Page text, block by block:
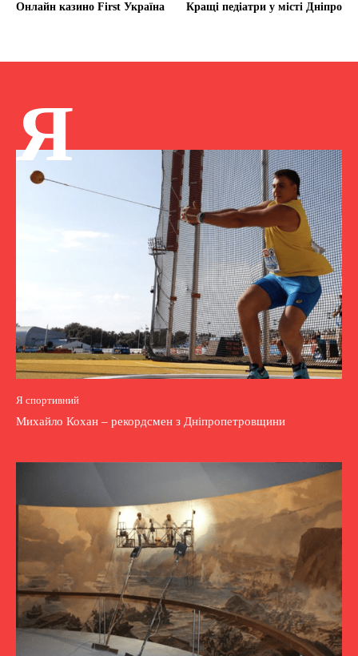
Онлайн казино First Україна Кращі педіатри у місті Дніпро
Я
Я спортивний
Михайло Кохан – рекордсмен з Дніпропетровщини